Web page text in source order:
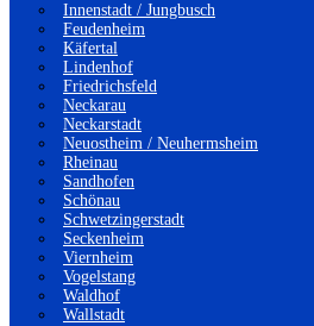
Innenstadt / Jungbusch
Feudenheim
Käfertal
Lindenhof
Friedrichsfeld
Neckarau
Neckarstadt
Neuostheim / Neuhermsheim
Rheinau
Sandhofen
Schönau
Schwetzingerstadt
Seckenheim
Viernheim
Vogelstang
Waldhof
Wallstadt